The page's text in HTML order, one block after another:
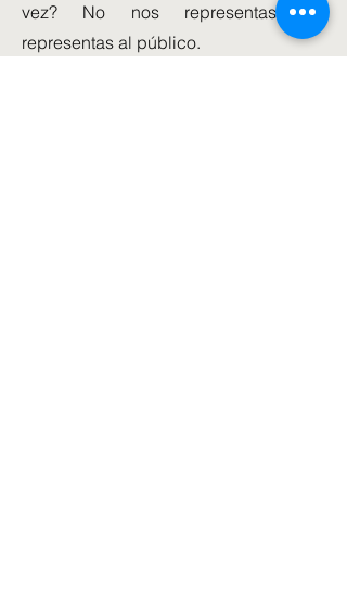
vez? No nos representas, no
representas al público.